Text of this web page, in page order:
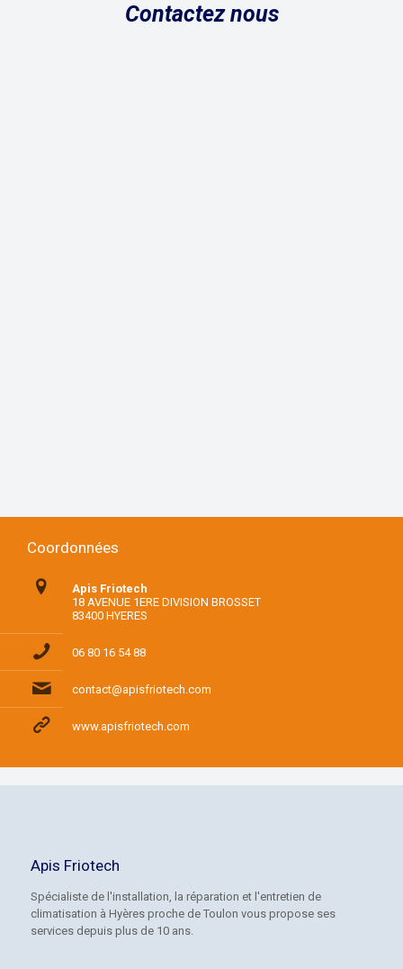
Contactez nous
Coordonnées
Apis Friotech
18 AVENUE 1ERE DIVISION BROSSET
83400 HYERES
06 80 16 54 88
contact@apisfriotech.com
www.apisfriotech.com
Apis Friotech
Spécialiste de l'installation, la réparation et l'entretien de
climatisation à Hyères proche de Toulon vous propose ses
services depuis plus de 10 ans.